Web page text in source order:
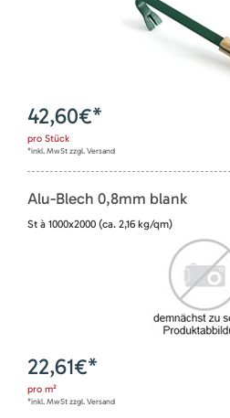
42,60€*
pro Stück
*inkl. MwSt zzgl. Versand
Alu-Blech 0,8mm blank
St à 1000x2000 (ca. 2,16 kg/qm)
22,61€*
pro m²
*inkl. MwSt zzgl. Versand